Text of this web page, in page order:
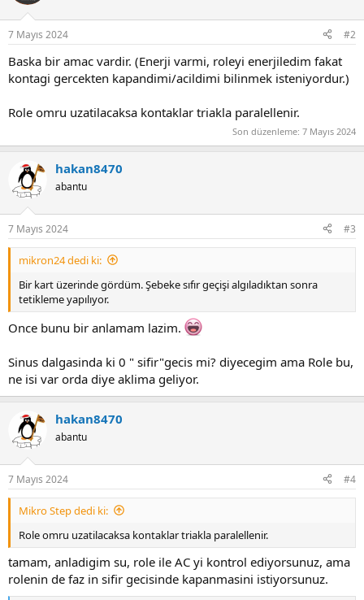
7 Mayıs 2024 #2
Baska bir amac vardir. (Enerji varmi, roleyi enerjiledim fakat
kontagi gercekten kapandimi/acildimi bilinmek isteniyordur.)
Role omru uzatilacaksa kontaklar triakla paralellenir.
Son düzenleme: 7 Mayıs 2024
hakan8470
abantu
7 Mayıs 2024 #3
mikron24 dedi ki:
Bir kart üzerinde gördüm. Şebeke sıfır geçişi algıladıktan sonra
tetikleme yapılıyor.
Once bunu bir anlamam lazim.
Sinus dalgasinda ki 0 " sifir"gecis mi? diyecegim ama Role bu,
ne isi var orda diye aklima geliyor.
hakan8470
abantu
7 Mayıs 2024 #4
Mikro Step dedi ki:
Role omru uzatilacaksa kontaklar triakla paralellenir.
tamam, anladigim su, role ile AC yi kontrol ediyorsunuz, ama
rolenin de faz in sifir gecisinde kapanmasini istiyorsunuz.